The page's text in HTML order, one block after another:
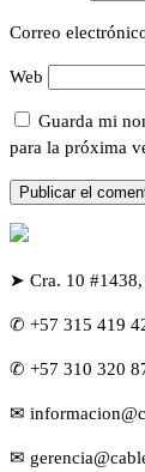
Correo
Web
Guarda mi
para la próxima
➤ Cra. 10 #1438,
✆ +57 315 419
✆ +57 310 320
✉
✉